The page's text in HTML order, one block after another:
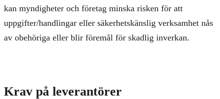
kan myndigheter och företag minska risken för att
uppgifter/handlingar eller säkerhetskänslig verksamhet nås
av obehöriga eller blir föremål för skadlig inverkan.
Krav på leverantörer